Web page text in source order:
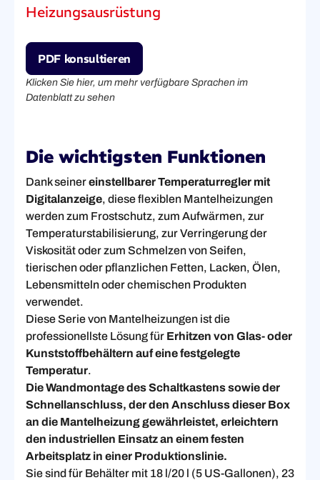
Heizungsausrüstung
PDF konsultieren
Klicken Sie hier, um mehr verfügbare Sprachen im
Datenblatt zu sehen
Die wichtigsten Funktionen
Dank seinereinstellbarer Temperaturregler mit
Digitalanzeige, diese flexiblen Mantelheizungen
werden zum Frostschutz, zum Aufwärmen, zur
Temperaturstabilisierung, zur Verringerung der
Viskosität oder zum Schmelzen von Seifen,
tierischen oder pflanzlichen Fetten, Lacken, Ölen,
Lebensmitteln oder chemischen Produkten
verwendet.
Diese Serie von Mantelheizungen ist die
professionellste Lösung für Erhitzen von Glas- oder
Kunststoffbehältern auf eine festgelegte
Temperatur.
Die Wandmontage des Schaltkastens sowie der
Schnellanschluss, der den Anschluss dieser Box
an die Mantelheizung gewährleistet, erleichtern
den industriellen Einsatz an einem festen
Arbeitsplatz in einer Produktionslinie.
Sie sind für Behälter mit 18 l/20 l (5 US-Gallonen), 23